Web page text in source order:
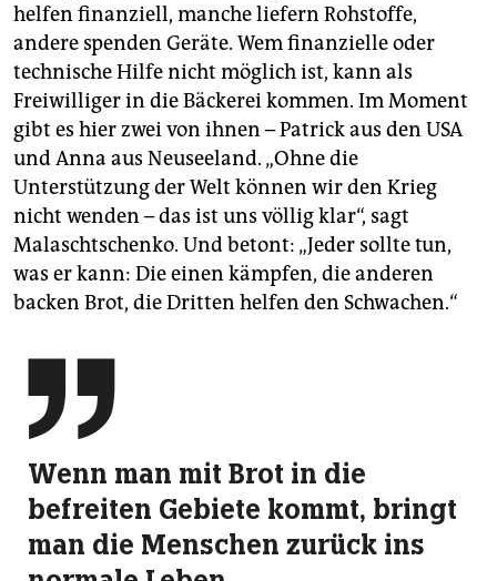
helfen finanziell, manche liefern Rohstoffe,
andere spenden Geräte. Wem finanzielle oder
technische Hilfe nicht möglich ist, kann als
Freiwilliger in die Bäckerei kommen. Im Moment
gibt es hier zwei von ihnen – Patrick aus den USA
und Anna aus Neuseeland. „Ohne die
Unterstützung der Welt können wir den Krieg
nicht wenden – das ist uns völlig klar“, sagt
Malaschtschenko. Und betont: „Jeder sollte tun,
was er kann: Die einen kämpfen, die anderen
backen Brot, die Dritten helfen den Schwachen.“

Wenn man mit Brot in die
befreiten Gebiete kommt, bringt
man die Menschen zurück ins